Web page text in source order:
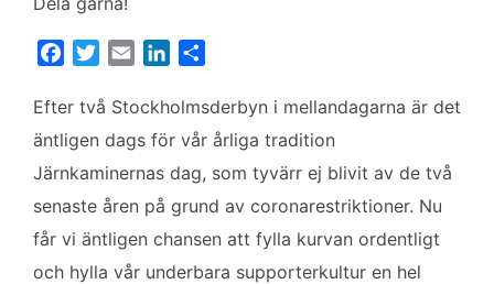
c
e
b
o
o
k
i
e
r
a
i
n
k
d
I
n
l
a
Efter två Stockholmsderbyn i mellandagarna är det
äntligen dags för vår årliga tradition
Järnkaminernas dag, som tyvärr ej blivit av de två
senaste åren på grund av coronarestriktioner. Nu
får vi äntligen chansen att fylla kurvan ordentligt
och hylla vår underbara supporterkultur en hel